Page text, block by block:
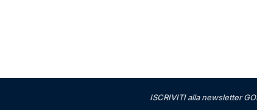
ISCRIVITI alla newsletter